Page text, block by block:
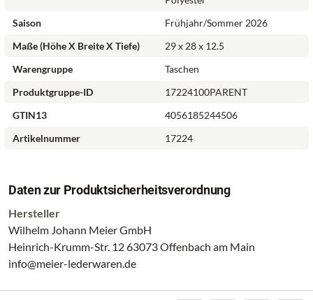
* Feinsynthetik in attraktivem Design
* Komfortabler Umhängeriemen
* Ein Hauptfach sorgt für viel Platz
Maße: 29/28/12
Herstellerartikelnummer: 17224
Saison
Frühjahr/Sommer 2026
Maße (Höhe X Breite X Tiefe)
29 x 28 x 12.5
Warengruppe
Taschen
Produktgruppe-ID
17224100PARENT
GTIN13
4056185244506
Artikelnummer
17224
Daten zur Produktsicherheitsverordnung
Hersteller
Wilhelm Johann Meier GmbH
Heinrich-Krumm-Str. 12 63073 Offenbach am Main
info@meier-lederwaren.de